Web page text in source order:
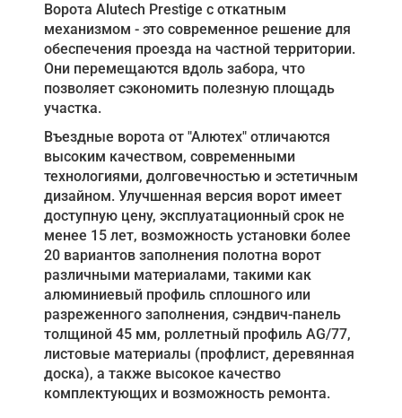
Ворота Alutech Prestige с откатным
механизмом - это современное решение для
обеспечения проезда на частной территории.
Они перемещаются вдоль забора, что
позволяет сэкономить полезную площадь
участка.
Въездные ворота от "Алютех" отличаются
высоким качеством, современными
технологиями, долговечностью и эстетичным
дизайном. Улучшенная версия ворот имеет
доступную цену, эксплуатационный срок не
менее 15 лет, возможность установки более
20 вариантов заполнения полотна ворот
различными материалами, такими как
алюминиевый профиль сплошного или
разреженного заполнения, сэндвич-панель
толщиной 45 мм, роллетный профиль AG/77,
листовые материалы (профлист, деревянная
доска), а также высокое качество
комплектующих и возможность ремонта.